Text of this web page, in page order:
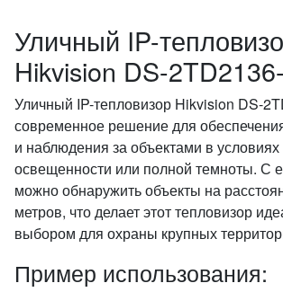
Уличный IP-
Hikvision DS-
Уличный IP-тепловизор Hikvision DS-
современное решение для
и наблюдения за объектами в условиях
освещенности или полной темноты. С
можно обнаружить объекты на
метров, что делает этот тепловизор
выбором для охраны крупных
Пример использования: